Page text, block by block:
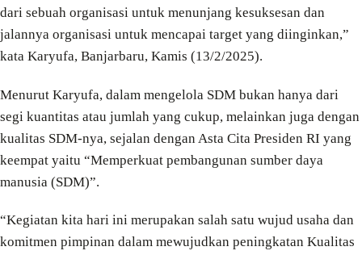
dari sebuah organisasi untuk menunjang kesuksesan dan
jalannya organisasi untuk mencapai target yang diinginkan,”
kata Karyufa, Banjarbaru, Kamis (13/2/2025).
Menurut Karyufa, dalam mengelola SDM bukan hanya dari
segi kuantitas atau jumlah yang cukup, melainkan juga dengan
kualitas SDM-nya, sejalan dengan Asta Cita Presiden RI yang
keempat yaitu “Memperkuat pembangunan sumber daya
manusia (SDM)”.
“Kegiatan kita hari ini merupakan salah satu wujud usaha dan
komitmen pimpinan dalam mewujudkan peningkatan Kualitas